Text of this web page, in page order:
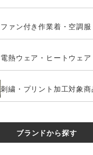
ファン付き作業着・空調服
電熱ウェア・ヒートウェア
刺繍・プリント加工対象商
ブランドから探す